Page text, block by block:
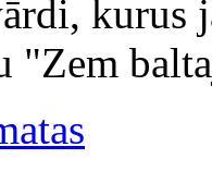
kurus
"Zem